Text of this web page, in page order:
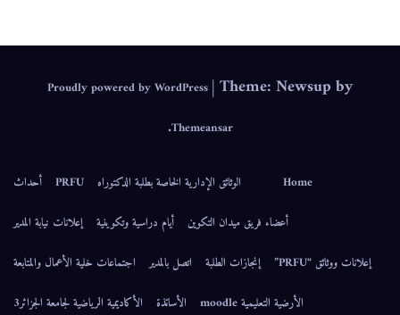
Proudly powered by WordPress |Theme: Newsup by
Themeansar
.
Home الوثائق الإدارية الخاصة بطلبة الدكتوراه PRFU
أحداث
أعضاء فريق ميدان التكوين
أيام دراسية وتكوينية
إعلانات نيابة المدير
إعلانات ووثائق “PRFU”
إنجازات الطلبة اتصل بالمدير
اجتماعات خلية الأعمال والمتابعة
الأرضية التعليمية moodle
الأساتذة
الأكاديمية الرياضية لجامعة الجزائر3